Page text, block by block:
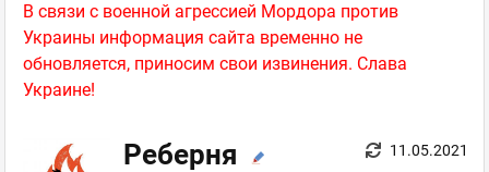
В связи с военной агрессией Мордора против
Украины информация сайта временно не
обновляется, приносим свои извинения. Слава
Украине!
Реберня
11.05.2021